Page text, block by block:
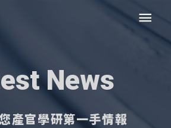
News
產官學研第一手情報